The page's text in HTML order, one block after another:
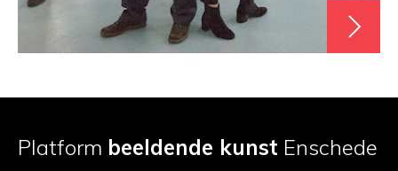
Platform beeldende kunst Enschede